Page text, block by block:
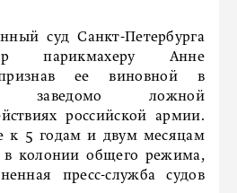
суд Санкт-Петербурга
парикмахеру Анне
признав ее виновной в
заведомо ложной
российской армии.
к 5 годам и двум месяцам
колонии общего режима,
пресс-служба судов